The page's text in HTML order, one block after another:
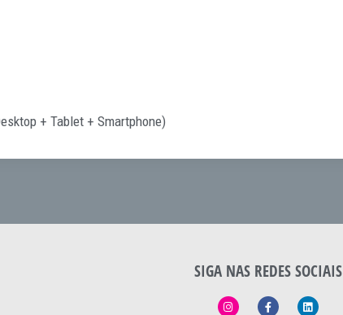
+ Tablet + Smartphone)
SIGA NAS REDES SOCIAIS